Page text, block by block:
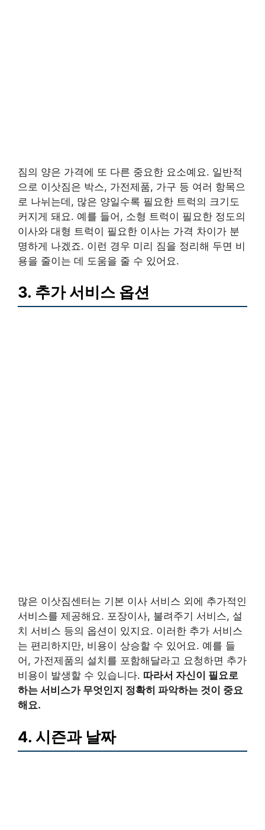
짐의 양은 가격에 또 다른 중요한 요소예요. 일반적
으로 이삿짐은 박스, 가전제품, 가구 등 여러 항목으
로 나뉘는데, 많은 양일수록 필요한 트럭의 크기도
커지게 돼요. 예를 들어, 소형 트럭이 필요한 정도의
이사와 대형 트럭이 필요한 이사는 가격 차이가 분
명하게 나겠죠. 이런 경우 미리 짐을 정리해 두면 비
용을 줄이는 데 도움을 줄 수 있어요.
3. 추가 서비스 옵션
많은 이삿짐센터는 기본 이사 서비스 외에 추가적인
서비스를 제공해요. 포장이사, 불려주기 서비스, 설
치 서비스 등의 옵션이 있지요. 이러한 추가 서비스
는 편리하지만, 비용이 상승할 수 있어요. 예를 들
어, 가전제품의 설치를 포함해달라고 요청하면 추가
비용이 발생할 수 있습니다. 따라서 자신이 필요로
하는 서비스가 무엇인지 정확히 파악하는 것이 중요
해요.
4. 시즌과 날짜